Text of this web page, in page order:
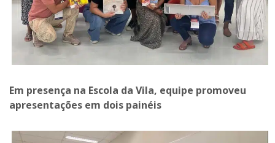
Em presença na Escola da Vila, equipe promoveu
apresentações em dois painéis